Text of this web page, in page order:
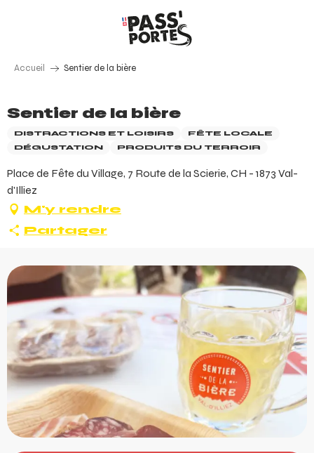
Accueil Sentier de la bière
Sentier de la bière
DISTRACTIONS ET LOISIRS
FÊTE LOCALE
DÉGUSTATION
PRODUITS DU TERROIR
Place de Fête du Village, 7 Route de la Scierie, CH - 1873 Val-
d'Illiez
M'y rendre
Partager